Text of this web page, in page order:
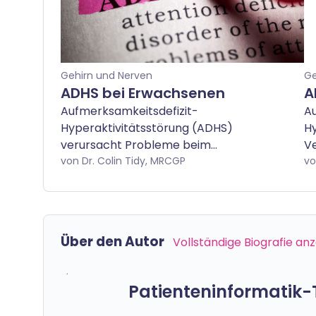
Gehirn und Nerven
ADHS bei Erwachsenen
Aufmerksamkeitsdefizit-
Hyperaktivitätsstörung (ADHS)
verursacht Probleme beim
Konzentrieren (Unaufmerksamkeit),
Schwierigkeiten, fokussiert zu bleiben
(Hyperaktivität). Die durch ADHS
verursachten Schwierigkeiten reichen
von leicht bis schwer. Obwohl ADHS in
Probleme oft bis ins Erwachsenenalter.
Manchmal wird bei Erwachsenen
von Dr. Colin Tidy, MRCGP
Über den Autor Vollständige Biografie
Patienteninformatik-